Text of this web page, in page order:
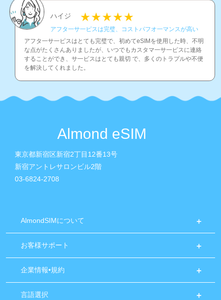
ハイジ
アフタ一サ一ピスは完璧、コストパフオ一マンスが高い
アフタ一サ一ピスはとても完璧で、初めてeSIMを使用した時、不明
な点がたくさんありましたが、いつでもカスタマ一サ一ピスに連絡
することができ、サ一ビスはとても親切 で、多くのトラプルや不便
を解決してくれました。
Almond eSIM
東京都新宿区新宿2丁目12番13号
新宿アントレサロンビル2階
03-6824-2708
AlmondSIMについて
お客様サポート
企業情報•規約
言語選択